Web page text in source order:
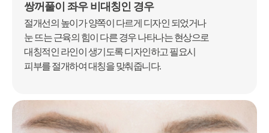
쌍꺼풀이 좌우 비대칭인 경우
절개선의 높이가 양쪽이 다르게 디자인 되었거나
눈 뜨는 근육의 힘이 다른 경우나타나는 현상으로
대칭적인 라인이 생기도록 디자인하고 필요시
피부를 절개하여 대칭을 맞춰줍니다.